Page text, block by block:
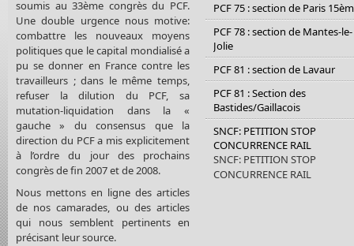
soumis au 33ème congrès du PCF.
Une double urgence nous motive:
combattre les nouveaux moyens
politiques que le capital mondialisé a
pu se donner en France contre les
travailleurs ; dans le même temps,
refuser la dilution du PCF, sa
mutation-liquidation dans la «
gauche » du consensus que la
direction du PCF a mis explicitement
à l’ordre du jour des prochains
congrès de fin 2007 et de 2008.
Nous mettons en ligne des articles
de nos camarades, ou des articles
qui nous semblent pertinents en
précisant leur source.
PCF 75 : section de Paris
PCF 78 : section de Mantes-le-
Jolie
PCF 81 : section de Lavaur
PCF 81 : Section des
Bastides/Gaillacois
SNCF: PETITION STOP
CONCURRENCE RAIL
SNCF: PETITION STOP
CONCURRENCE RAIL